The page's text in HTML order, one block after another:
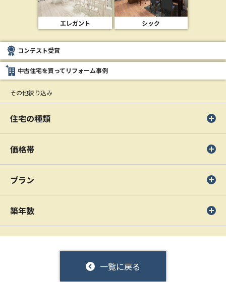
エレガント シック
コンテスト受賞
中古住宅を買ってリフォーム事例
その他絞り込み
住宅の種類
価格帯
プラン
築年数
一覧に戻る